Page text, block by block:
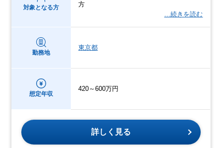
対象となる方
方
…続きを読む
勤務地
東京都
想定年収
420～600万円
詳しく見る